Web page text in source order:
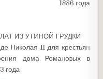
1886 года
ИЗ УТИНОЙ ГРУДКИ
Николая II для крестьян
дома Романовых в
года